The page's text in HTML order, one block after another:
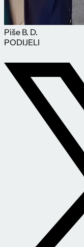
Piše B. D.
PODIJELI